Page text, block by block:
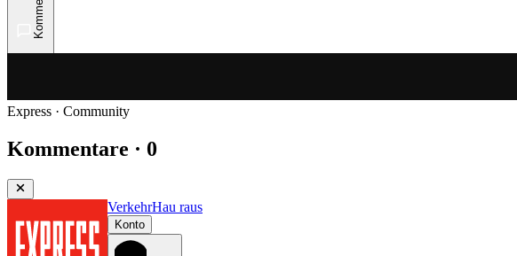
Express · Community
Kommentare · 0
VerkehrHau raus
Konto